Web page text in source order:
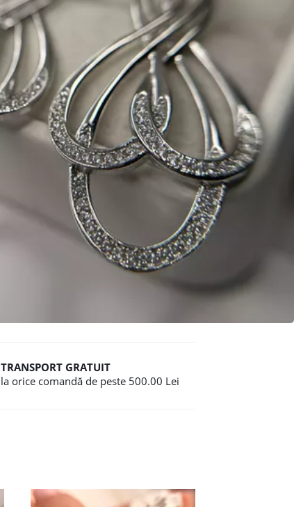
TRANSPORT GRATUIT
la orice comandă de peste 500.00 Lei